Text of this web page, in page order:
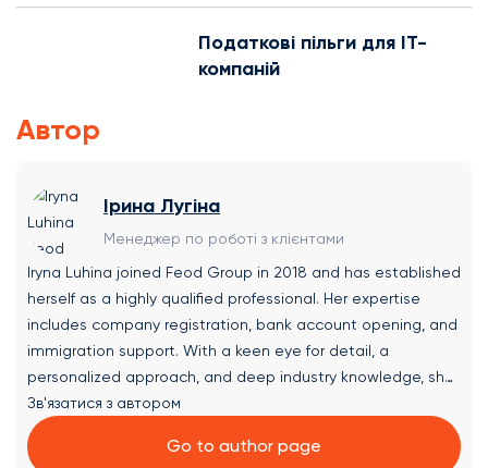
Податкові пільги для IT-
компаній
Автор
Ірина Лугіна
Менеджер по роботі з клієнтами
Iryna Luhina joined Feod Group in 2018 and has established
herself as a highly qualified professional. Her expertise
includes company registration, bank account opening, and
immigration support. With a keen eye for detail, a
personalized approach, and deep industry knowledge, she
consistently receives high praise from clients and partners,
as reflected in her successful track record. Areas of
Expertise at Feod Group: ✔ Company Registration:
Зв'язатися з автором
Go to author page